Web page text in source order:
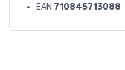
EAN 710845713088